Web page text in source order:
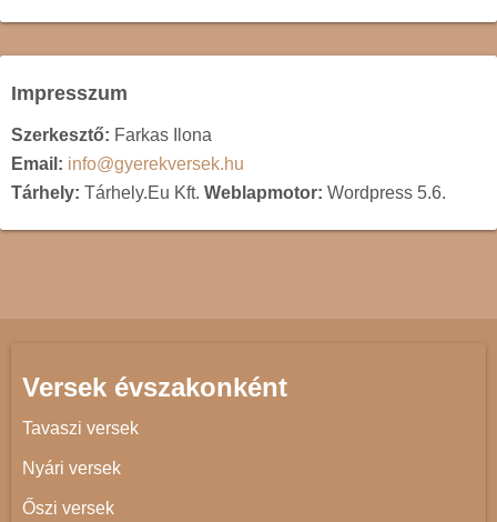
Impresszum
Szerkesztő: Farkas Ilona
Email: info@gyerekversek.hu
Tárhely: Tárhely.Eu Kft. Weblapmotor: Wordpress 5.6.
Versek évszakonként
Tavaszi versek
Nyári versek
Őszi versek